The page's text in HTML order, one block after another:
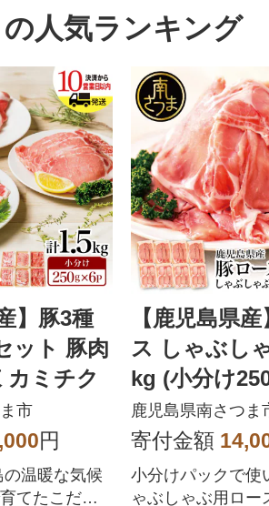
人気ランキング
】豚3種
ット 豚肉
カミチク
市
円
温暖な気候
てたこだわ
【鹿児島県
ス しゃぶし
kg (小分け
ク)
鹿児島県南さつま
寄付金額
小分けパックで使
ゃぶしゃぶ用ロー